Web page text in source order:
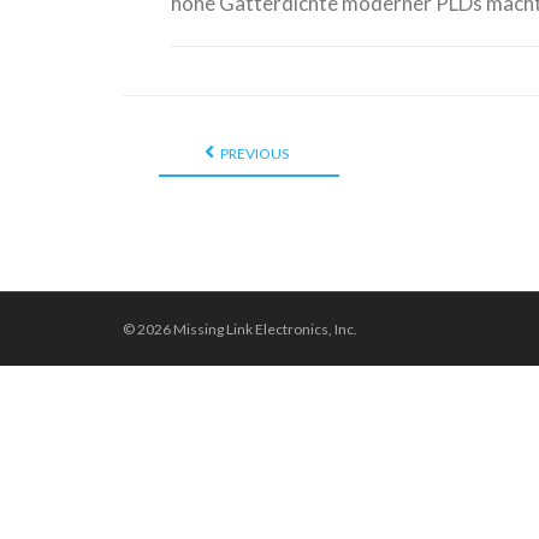
PREVIOUS
© 2026 Missing Link Electronics, Inc.